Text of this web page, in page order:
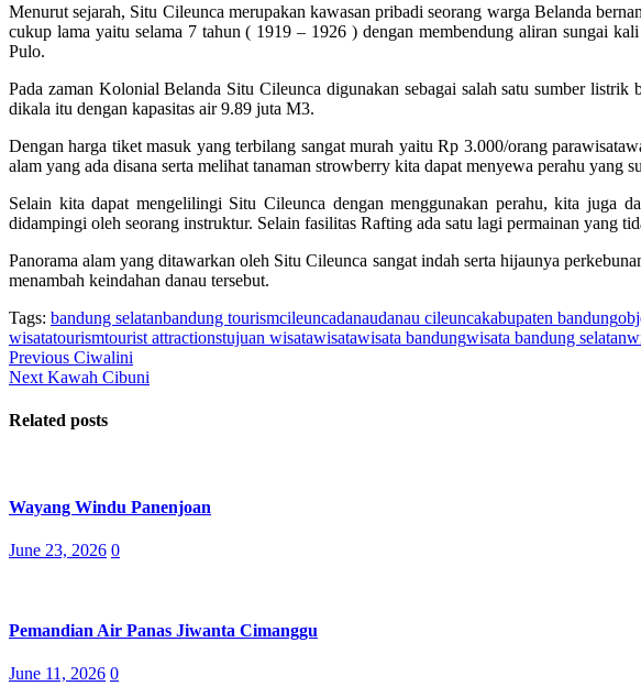
Menurut sejarah, Situ Cileunca merupakan kawasan pribadi seorang warga Belanda
cukup lama yaitu selama 7 tahun ( 1919 – 1926 ) dengan membendung aliran sungai
Pulo.
Pada zaman Kolonial Belanda Situ Cileunca digunakan sebagai salah satu sumber
dikala itu dengan kapasitas air 9.89 juta M3.
Dengan harga tiket masuk yang terbilang sangat murah yaitu Rp 3.000/orang
alam yang ada disana serta melihat tanaman strowberry kita dapat menyewa perahu yang
Selain kita dapat mengelilingi Situ Cileunca dengan menggunakan perahu, kita juga
didampingi oleh seorang instruktur. Selain fasilitas Rafting ada satu lagi permainan yang
Panorama alam yang ditawarkan oleh Situ Cileunca sangat indah serta hijaunya
menambah keindahan danau tersebut.
Tags: bandung selatanbandung tourismcileuncadanaudanau cileuncakabupaten bandung
wisatatourismtourist attractionstujuan wisatawisatawisata bandungwisata bandung selatan
Post
navigation
Previous Previous
post:
Ciwalini
Next Next
Kawah Cibuni
Related posts
Wayang Windu Panenjoan
Posted
June 23, 2026 0
Pemandian Air Panas Jiwanta Cimanggu
Posted
June 11, 2026 0